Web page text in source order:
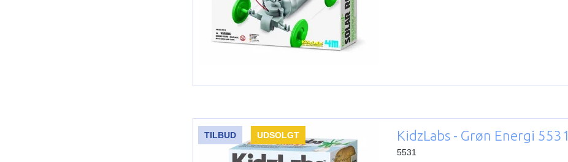
TILBUD UDSOLGT KidzLabs - Grøn Energi 5531
5531